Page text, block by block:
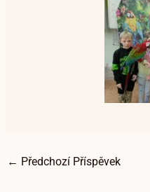
← Předchozí Příspěvek